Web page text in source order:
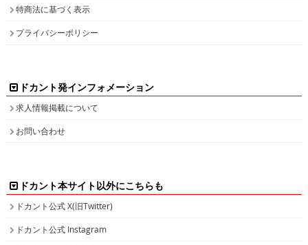
特商法に基づく表示
プライバシーポリシー
ドカント発インフォメーション
求人情報掲載について
お問い合わせ
ドカント本サイト以外にこちらも
ドカント公式 X(旧Twitter)
ドカント公式 Instagram